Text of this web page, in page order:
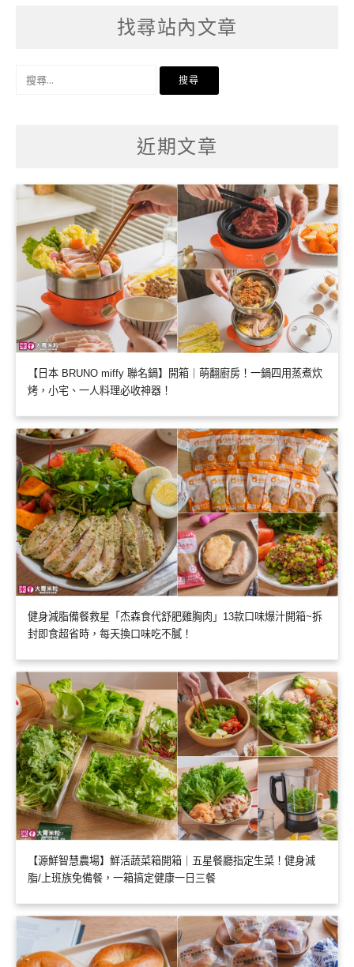
找尋站內文章
近期文章
【日本 BRUNO miffy 聯名鍋】開箱｜萌翻廚房！一鍋四用蒸煮炊
烤，小宅、一人料理必收神器！
健身減脂備餐救星「杰森食代舒肥雞胸肉」13款口味爆汁開箱~拆
封即食超省時，每天換口味吃不膩！
【源鮮智慧農場】鮮活蔬菜箱開箱｜五星餐廳指定生菜！健身減
脂/上班族免備餐，一箱搞定健康一日三餐